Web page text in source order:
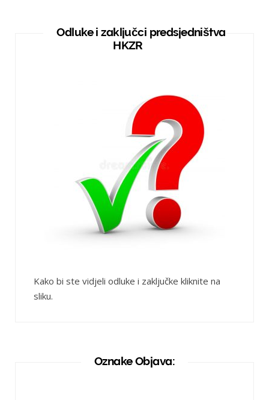
Odluke i zaključci predsjedništva
HKZR
Kako bi ste vidjeli odluke i zaključke kliknite na
sliku.
Oznake Objava: